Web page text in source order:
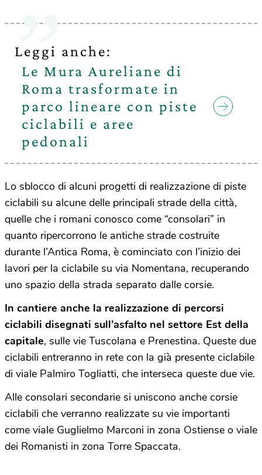
Leggi anche:
Le Mura Aureliane di
Roma trasformate in
parco lineare con piste
ciclabili e aree
pedonali
Lo sblocco di alcuni progetti di realizzazione di piste
ciclabili su alcune delle principali strade della città,
quelle che i romani conosco come “consolari” in
quanto ripercorrono le antiche strade costruite
durante l’Antica Roma, è cominciato con l’inizio dei
lavori per la ciclabile su via Nomentana, recuperando
uno spazio della strada separato dalle corsie.
In cantiere anche la realizzazione di percorsi
ciclabili disegnati sull’asfalto nel settore Est della
capitale, sulle vie Tuscolana e Prenestina. Queste due
ciclabili entreranno in rete con la già presente ciclabile
di viale Palmiro Togliatti, che interseca queste due vie.
Alle consolari secondarie si uniscono anche corsie
ciclabili che verranno realizzate su vie importanti
come viale Guglielmo Marconi in zona Ostiense o viale
dei Romanisti in zona Torre Spaccata.